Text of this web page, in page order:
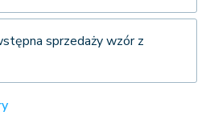
sprzedaży wzór z